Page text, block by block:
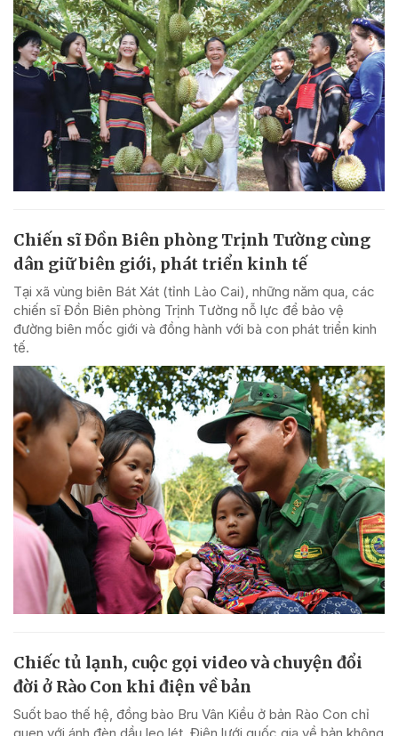
Chiến sĩ Đồn Biên phòng Trịnh Tường cùng
dân giữ biên giới, phát triển kinh tế
Tại xã vùng biên Bát Xát (tỉnh Lào Cai), những năm qua, các
chiến sĩ Đồn Biên phòng Trịnh Tường nỗ lực để bảo vệ
đường biên mốc giới và đồng hành với bà con phát triển kinh
tế.
Chiếc tủ lạnh, cuộc gọi video và chuyện đổi
đời ở Rào Con khi điện về bản
Suốt bao thế hệ, đồng bào Bru Vân Kiều ở bản Rào Con chỉ